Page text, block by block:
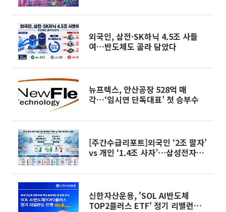
외국인, 삼전·SK하닉 4.5조 사들
여…반도체도 골라 담았다
뉴프렉스, 안산공장 528억 매
각…‘임시연 단독대표’ 첫 승부수
[주간수급리포트]외국인 ‘2조 팔자’
vs 개인 ‘1.4조 사자’⋯삼성전자ㆍ
신한자산운용, 'SOL AI반도체
TOP2플러스 ETF' 정기 리밸런싱